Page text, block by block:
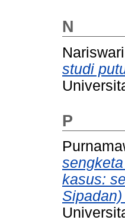
N
studi
P
kasus: